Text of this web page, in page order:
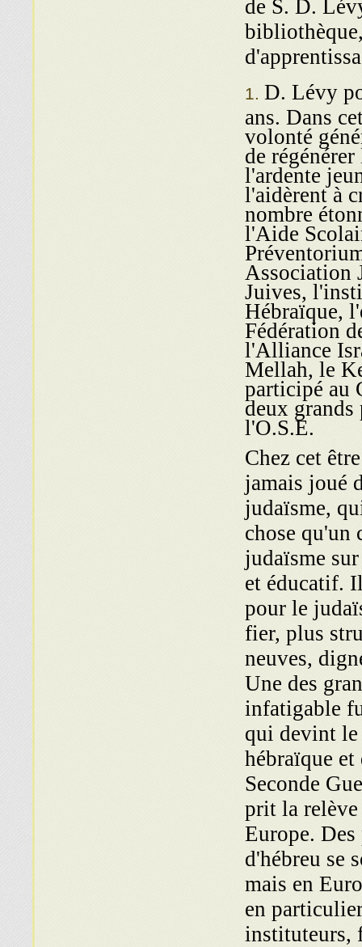
de S. D.
D. Lévy
ans. Dans
volonté
de
l'ardente
l'aidèrent à
nombre
l'Aide
Association
Juives,
Hébraïque,
Fédération
l'Alliance
Mellah, le
participé au
deux
l'O.S.E.
Chez cet
jamais joué
judaïsme,
chose qu'un
judaïsme
et éducatif.
pour le
fier, plus
neuves,
Une des
infatigable
qui devint le
hébraïque
Seconde
prit la
Europe. Des
d'hébreu se
mais en
en
instituteurs,